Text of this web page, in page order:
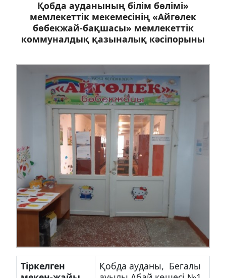
Қобда ауданының білім бөлімі»
мемлекеттік мекемесінің «Айгөлек
бөбекжай-бақшасы» мемлекеттік
коммуналдық қазыналық кәсіпорыны
Тіркелген
Қобда ауданы, Бегалы